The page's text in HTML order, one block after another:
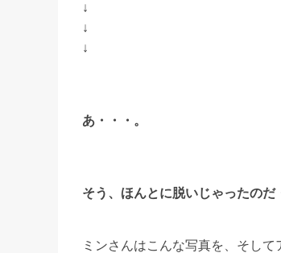
↓
↓
↓
あ・・・。
そう、ほんとに脱いじゃったのだ
ミンさんはこんな写真を、そし